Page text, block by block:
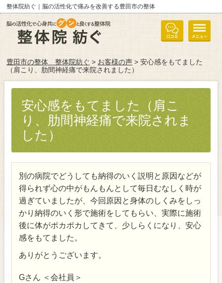
整体院紡ぐ｜脳の活性化で痛みを改善する豊田市の整体
豊田市の整体 整体院紡ぐ > お客様の声 > 安心感をもてました
（肩こり、肋間神経痛で来院されました）
安心感をもてました（肩こ
り、肋間神経痛で来院されま
した）
別の病院でどうしても納得のいく説明と原因などが
得られず心の中がもんもんとして毎日むなしく時が
過ぎていましたが、今回原因と身体のしくみをしっ
かり納得のいく形で施術をしてもらい、実際に施術
後に体がポカポカしてきて、少しらくになり、安心
感をもてました。
ありがとうございます。
Gさん ＜会社員＞